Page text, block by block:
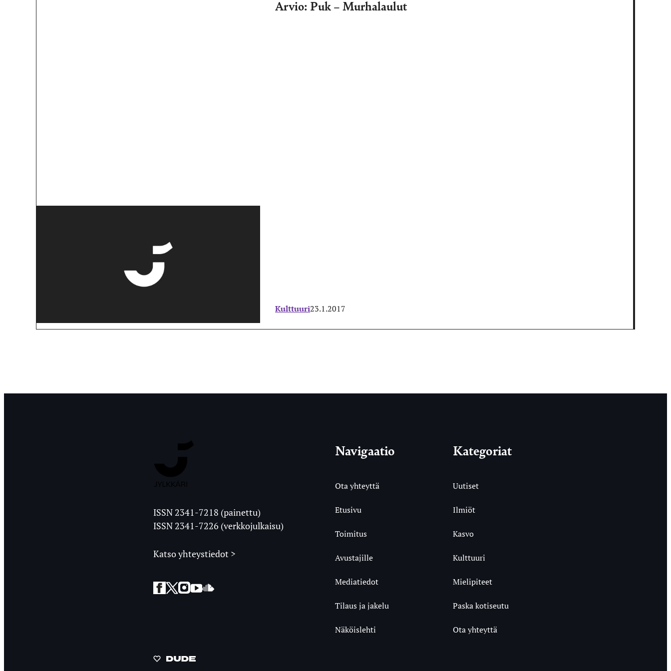
Arvio: Puk – Murhalaulut
Kulttuuri23.1.2017
Ylioppilaslehti
ISSN 2341-7218 (painettu)
ISSN 2341-7226 (verkkojulkaisu)
Katso yhteystiedot >
Facebook
Twitter
Instagram
YouTubeSoundCloud
Navigaatio
Ota yhteyttä
Etusivu
Toimitus
Avustajille
Mediatiedot
Tilaus ja jakelu
Näköislehti
Kategoriat
Uutiset
Ilmiöt
Kasvo
Kulttuuri
Mielipiteet
Paska kotiseutu
Ota yhteyttä